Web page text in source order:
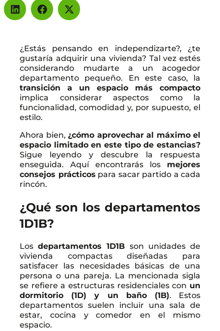
¿Estás pensando en independizarte?, ¿te
gustaría adquirir una vivienda? Tal vez estés
considerando mudarte a un acogedor
departamento pequeño. En este caso, la
transición a un espacio más compacto
implica considerar aspectos como la
funcionalidad, comodidad y, por supuesto, el
estilo.
Ahora bien, ¿cómo aprovechar al máximo el
espacio limitado en este tipo de estancias?
Sigue leyendo y descubre la respuesta
enseguida. Aquí encontrarás los mejores
consejos prácticos para sacar partido a cada
rincón.
¿Qué son los departamentos
1D1B?
Losdepartamentos 1D1B son unidades de
vivienda compactas diseñadas para
satisfacer las necesidades básicas de una
persona o una pareja. La mencionada sigla
se refiere a estructuras residenciales con un
dormitorio (1D) y un baño (1B). Estos
departamentos suelen incluir una sala de
estar, cocina y comedor en el mismo
espacio.